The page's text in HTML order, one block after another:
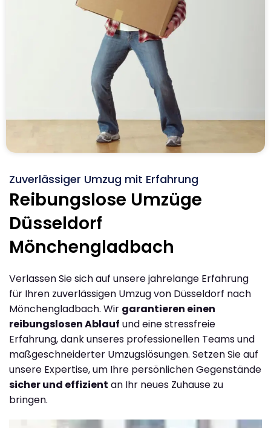
Zuverlässiger Umzug mit Erfahrung
Reibungslose Umzüge
Düsseldorf
Mönchengladbach
Verlassen Sie sich auf unsere jahrelange Erfahrung
für Ihren zuverlässigen Umzug von Düsseldorf nach
Mönchengladbach. Wir garantieren einen
reibungslosen Ablauf und eine stressfreie
Erfahrung, dank unseres professionellen Teams und
maßgeschneiderter Umzugslösungen. Setzen Sie auf
unsere Expertise, um Ihre persönlichen Gegenstände
sicher und effizient an Ihr neues Zuhause zu
bringen.